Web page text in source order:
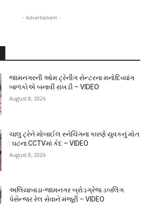
- Advertisment -
જામનગરની ઓમ ટ્રેનીંગ સેન્ટરના મનોદિવ્યાંગ
બાળકોએ બનાવી રાખડી – VIDEO
August 8, 2026
ચાલુ ટ્રેને મોબાઈલ સ્નેચિંગના કારણે યુવકનું મોત
: ઘટના CCTVમાં કેદ – VIDEO
August 8, 2026
અલિયાબાડા-જામનગર બ્રોડગ્રેજ ડબલિંગ
પેસેન્જર રેલ સેવાને મંજૂરી – VIDEO